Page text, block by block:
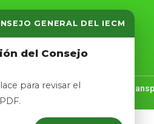
GENERAL DEL IECM
del Consejo
para revisar el
Logros Noticias